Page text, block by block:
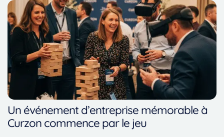
Un événement d’entreprise mémorable à
Curzon commence par le jeu